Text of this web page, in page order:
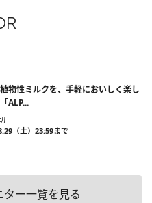
物性ミルクを、手軽においしく楽し
ALP...
（土）23:59まで
ー一覧を見る